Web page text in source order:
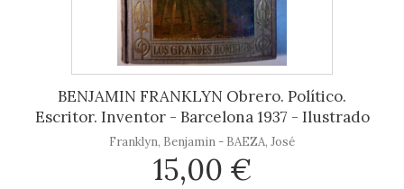
BENJAMIN FRANKLYN Obrero. Político.
Escritor. Inventor - Barcelona 1937 - Ilustrado
Franklyn, Benjamin - BAEZA, José
15,00 €